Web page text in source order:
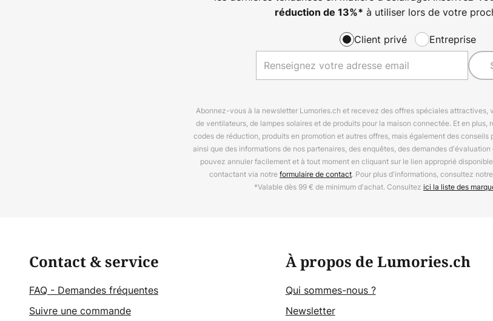
réduction de 13%* à utiliser lors de votre
Client privé Entreprise
Abonnez-vous à la newsletter Lumories.ch et recevez des offres spéciales attractives,
de ventilateurs, de lampes solaires et de produits pour la maison connectée. Et en
codes de réduction, produits en promotion et autres offres, mais également des
ainsi que des informations de nos partenaires, des enquêtes, des demandes
pouvez annuler facilement et à tout moment en cliquant sur le lien approprié
contactant via notreformulaire de contact. Pour plus d'informations, consultez
*Valable dès 99 € de minimum d'achat. Consultez ici la liste des
Contact & service
FAQ - Demandes fréquentes
Suivre une commande
À propos de Lumories.ch
Qui sommes-nous ?
Newsletter